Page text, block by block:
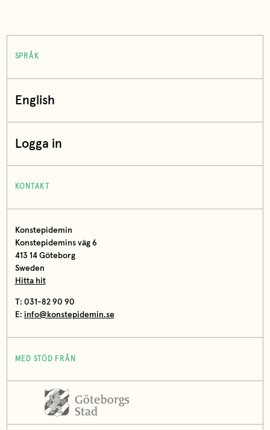
SPRÅK
English
Logga in
KONTAKT
Konstepidemin
Konstepidemins väg 6
413 14 Göteborg
Sweden
Hitta hit
T: 031-82 90 90
E: info@konstepidemin.se
MED STÖD FRÅN